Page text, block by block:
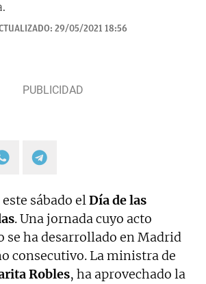
29/05/2021 18:56
sábado elDía de las
. Una jornada cuyo acto
se ha desarrollado en Madrid
consecutivo. La ministra de
Robles, ha aprovechado la